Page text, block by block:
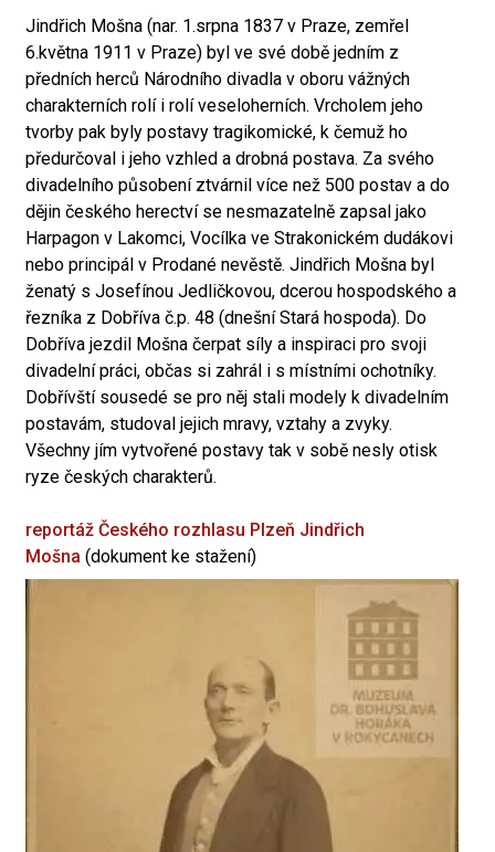
Jindřich Mošna (nar. 1.srpna 1837 v Praze, zemřel
6.května 1911 v Praze) byl ve své době jedním z
předních herců Národního divadla v oboru vážných
charakterních rolí i rolí veseloherních. Vrcholem jeho
tvorby pak byly postavy tragikomické, k čemuž ho
předurčoval i jeho vzhled a drobná postava. Za svého
divadelního působení ztvárnil více než 500 postav a do
dějin českého herectví se nesmazatelně zapsal jako
Harpagon v Lakomci, Vocílka ve Strakonickém dudákovi
nebo principál v Prodané nevěstě. Jindřich Mošna byl
ženatý s Josefínou Jedličkovou, dcerou hospodského a
řezníka z Dobříva č.p. 48 (dnešní Stará hospoda). Do
Dobříva jezdil Mošna čerpat síly a inspiraci pro svoji
divadelní práci, občas si zahrál i s místními ochotníky.
Dobřívští sousedé se pro něj stali modely k divadelním
postavám, studoval jejich mravy, vztahy a zvyky.
Všechny jím vytvořené postavy tak v sobě nesly otisk
ryze českých charakterů.
reportáž Českého rozhlasu Plzeň Jindřich
Mošna (dokument ke stažení)